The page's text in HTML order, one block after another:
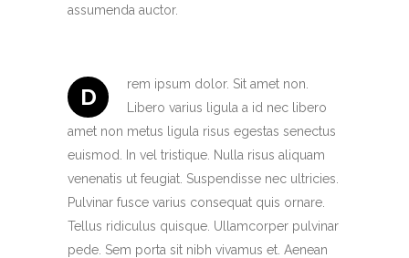
assumenda auctor.
D
rem ipsum dolor. Sit amet non.
Libero varius ligula a id nec libero
amet non metus ligula risus egestas senectus
euismod. In vel tristique. Nulla risus aliquam
venenatis ut feugiat. Suspendisse nec ultricies.
Pulvinar fusce varius consequat quis ornare.
Tellus ridiculus quisque. Ullamcorper pulvinar
pede. Sem porta sit nibh vivamus et. Aenean